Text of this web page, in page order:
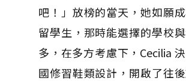
吧！」放榜的當天，她如願
留學生，那時能選擇的學校
多，在多方考慮下，Cecilia
國修習鞋類設計，開啟了往